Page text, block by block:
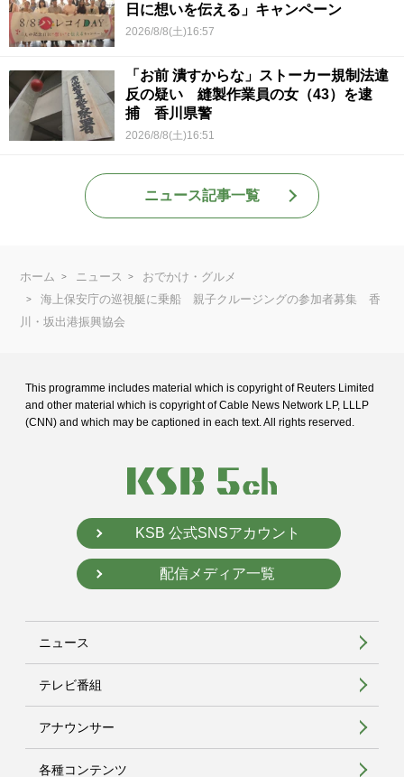
日に想いを伝える」キャンペーン
2026/8/8(土)16:57
「お前 潰すからな」ストーカー規制法違
反の疑い 縫製作業員の女（43）を逮
捕 香川県警
2026/8/8(土)16:51
ニュース記事一覧
ホーム ニュース
おでかけ・グルメ
海上保安庁の巡視艇に乗船 親子クルージングの参加者募集 香
川・坂出港振興協会
This programme includes material which is copyright of Reuters Limited
and other material which is copyright of Cable News Network LP, LLLP
(CNN) and which may be captioned in each text. All rights reserved.
KSB 公式SNSアカウント
配信メディア一覧
ニュース
テレビ番組
アナウンサー
各種コンテンツ